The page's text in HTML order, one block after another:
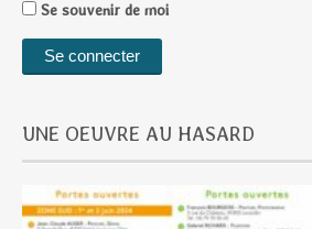
Se souvenir de moi
UNE OEUVRE AU HASARD